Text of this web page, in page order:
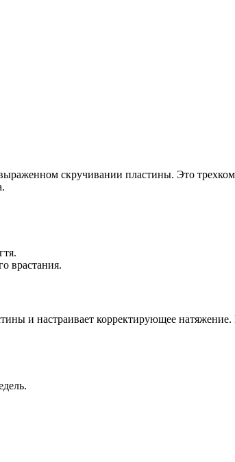
скручивании пластины. Это
врастания.
и настраивает корректирующее